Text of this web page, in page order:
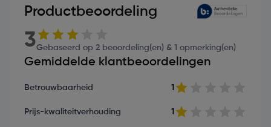
Productbeoordeling
3Gebaseerd op 2 beoordeling(en) & 1 opmerking(en)
Gemiddelde klantbeoordelingen
Betrouwbaarheid 1
Prijs-kwaliteitverhouding 1